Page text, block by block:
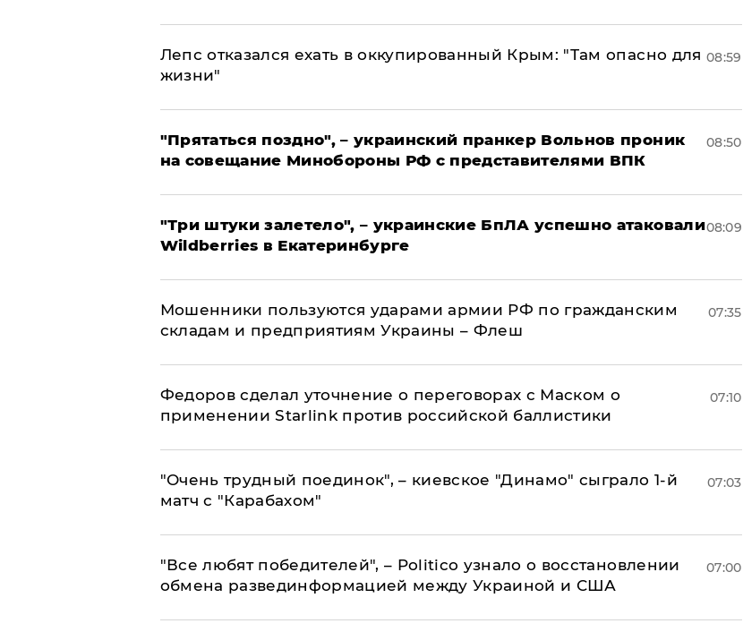
Лепс отказался ехать в оккупированный Крым: "Там опасно для
жизни"
08:59
"Прятаться поздно", – украинский пранкер Вольнов проник
на совещание Минобороны РФ с представителями ВПК
08:50
"Три штуки залетело", – украинские БпЛА успешно атаковали
Wildberries в Екатеринбурге
08:09
Мошенники пользуются ударами армии РФ по гражданским
складам и предприятиям Украины – Флеш
07:35
Федоров сделал уточнение о переговорах с Маском о
применении Starlink против российской баллистики
07:10
"Очень трудный поединок", – киевское "Динамо" сыграло 1-й
матч с "Карабахом"
07:03
​"Все любят победителей", – Politico узнало о восстановлении
обмена развединформацией между Украиной и США
07:00